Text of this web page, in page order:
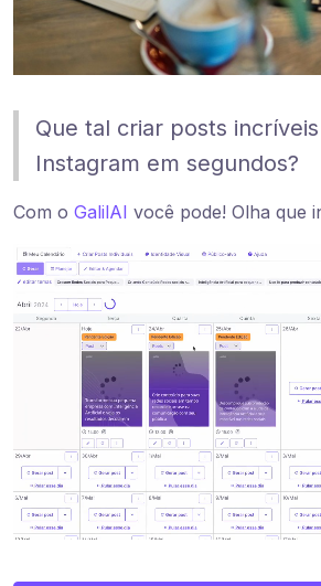
Que tal criar posts
Instagram em segundos?
Com o GalilAI você pode! Olha que